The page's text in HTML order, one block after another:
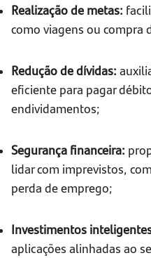
Realização de metas:
como viagens ou compra
Redução de dívidas:
eficiente para pagar
endividamentos;
Segurança financeira:
lidar com imprevistos,
perda de emprego;
Investimentos
aplicações alinhadas ao